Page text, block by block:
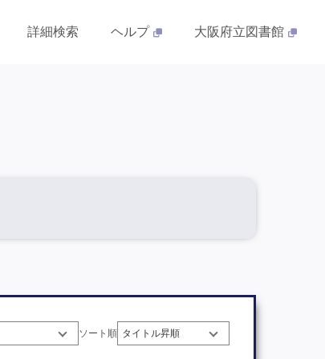
詳細検索 ヘルプ 大阪府立図書館
ソート順